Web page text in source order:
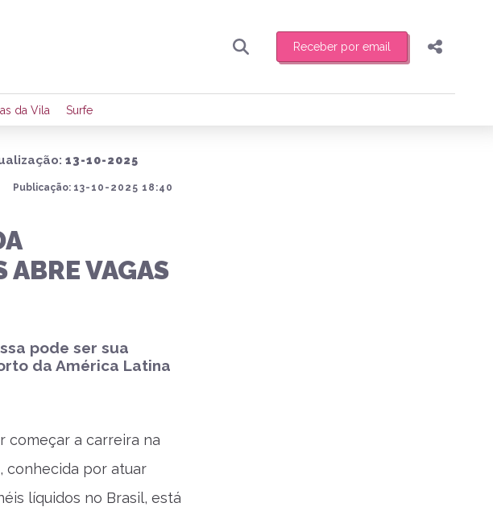
Receber por email
seus dados para receber toda sexta-feira de manhã o resumo
e notícias da região.
Compartilhar
da Vila Surfe
13-10-2025
Publicação: 13-10-2025 18:40
ABRE VAGAS
pode ser sua
da América Latina
começar a carreira na
conhecida por atuar
líquidos no Brasil, está